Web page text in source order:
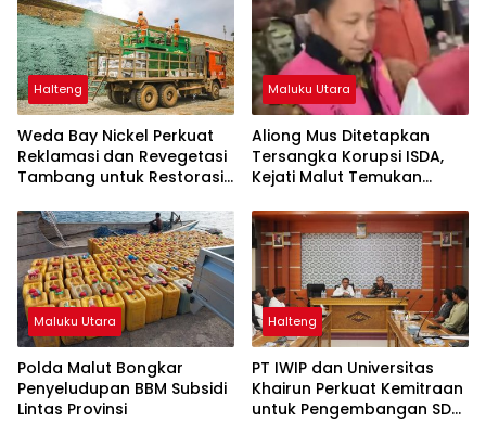
Halteng
Weda Bay Nickel Perkuat
Reklamasi dan Revegetasi
Tambang untuk Restorasi
Maluku Utara
Aliong Mus Ditetapkan
Tersangka Korupsi ISDA,
Kejati Malut Temukan
Maluku Utara
Polda Malut Bongkar
Penyeludupan BBM Subsidi
Lintas Provinsi
Halteng
PT IWIP dan Universitas
Khairun Perkuat Kemitraan
untuk Pengembangan SDM